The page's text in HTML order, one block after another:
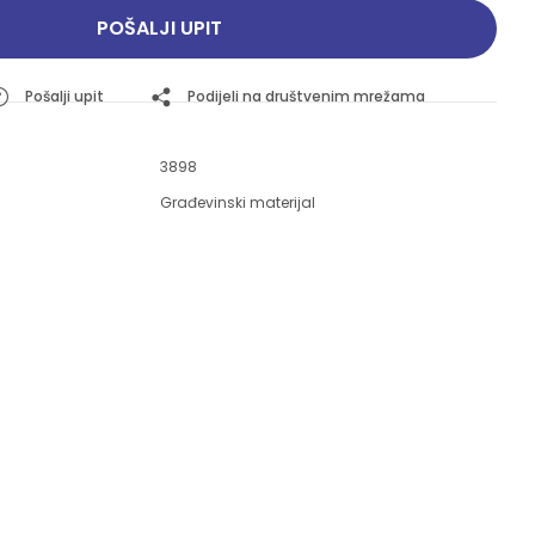
Pogledajte ponudu
Pogledajte ponudu
POŠALJI UPIT
Pošalji upit Podijeli na društvenim mrežama
3898
Građevinski materijal